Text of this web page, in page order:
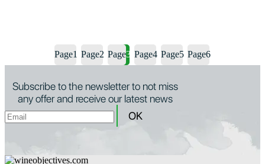
Page1 Page2 Page3 Page4 Page5 Page6
Subscribe to the newsletter to not miss
any offer and receive our latest news